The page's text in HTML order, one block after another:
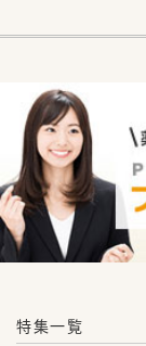
特集一覧